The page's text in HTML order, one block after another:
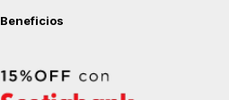
Beneficios